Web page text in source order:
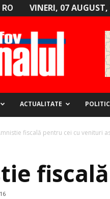
VINERI, 07
ACTUALITATE POLITIC
fiscală pentru cei cu venituri